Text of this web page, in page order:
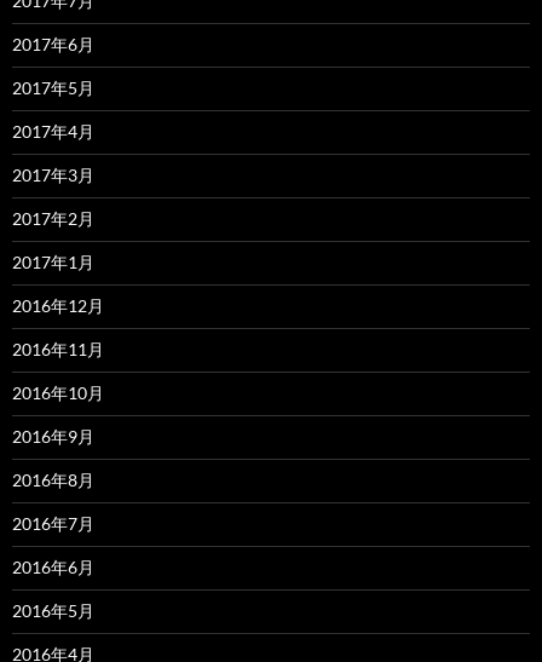
2017年6月
2017年5月
2017年4月
2017年3月
2017年2月
2017年1月
2016年12月
2016年11月
2016年10月
2016年9月
2016年8月
2016年7月
2016年6月
2016年5月
2016年4月